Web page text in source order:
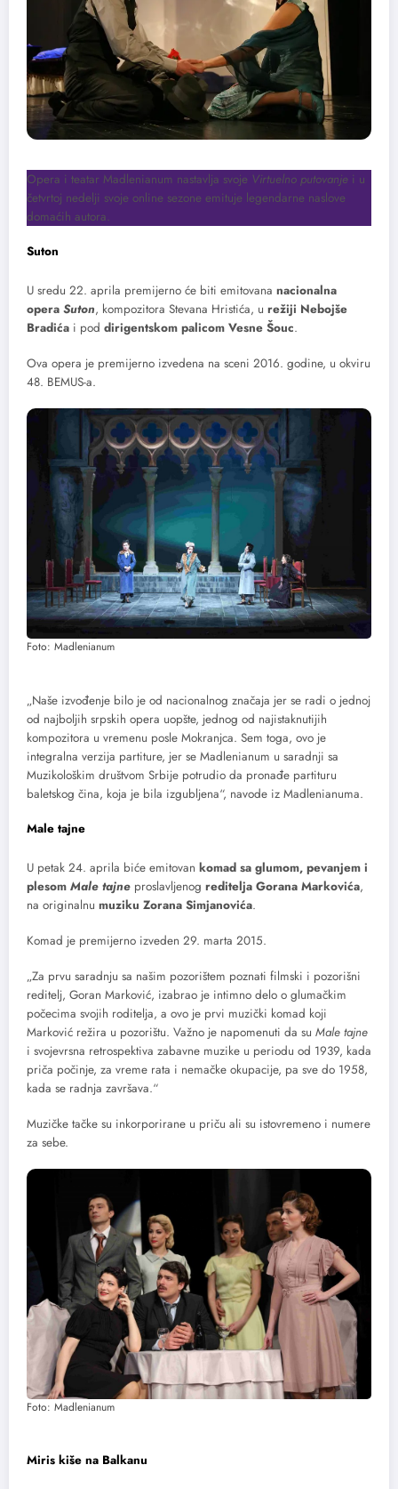
Opera i teatar Madlenianum nastavlja svoje Virtuelno putovanje i u
četvrtoj nedelji svoje online sezone emituje legendarne naslove
domaćih autora.
Suton
U sredu 22. aprila premijerno će biti emitovana nacionalna
opera Suton, kompozitora Stevana Hristića, u režiji Nebojše
Bradića i pod dirigentskom palicom Vesne Šouc.
Ova opera je premijerno izvedena na sceni 2016. godine, u okviru
48. BEMUS-a.
Foto: Madlenianum
„Naše izvođenje bilo je od nacionalnog značaja jer se radi o jednoj
od najboljih srpskih opera uopšte, jednog od najistaknutijih
kompozitora u vremenu posle Mokranjca. Sem toga, ovo je
integralna verzija partiture, jer se Madlenianum u saradnji sa
Muzikološkim društvom Srbije potrudio da pronađe partituru
baletskog čina, koja je bila izgubljena“, navode iz Madlenianuma.
Male tajne
U petak 24. aprila biće emitovan komad sa glumom, pevanjem i
plesom Male tajne proslavljenog reditelja Gorana Markovića,
na originalnu muziku Zorana Simjanovića.
Komad je premijerno izveden 29. marta 2015.
„Za prvu saradnju sa našim pozorištem poznati filmski i pozorišni
reditelj, Goran Marković, izabrao je intimno delo o glumačkim
počecima svojih roditelja, a ovo je prvi muzički komad koji
Marković režira u pozorištu. Važno je napomenuti da su Male tajne
i svojevrsna retrospektiva zabavne muzike u periodu od 1939, kada
priča počinje, za vreme rata i nemačke okupacije, pa sve do 1958,
kada se radnja završava.“
Muzičke tačke su inkorporirane u priču ali su istovremeno i numere
za sebe.
Foto: Madlenianum
Miris kiše na Balkanu